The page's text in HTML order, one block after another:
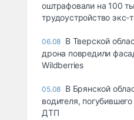
оштрафовали на 100
трудоустройство экс-
06.08 В Тверской
дрона повредили
Wildberries
05.08 В Брянской
водителя,
ДТП